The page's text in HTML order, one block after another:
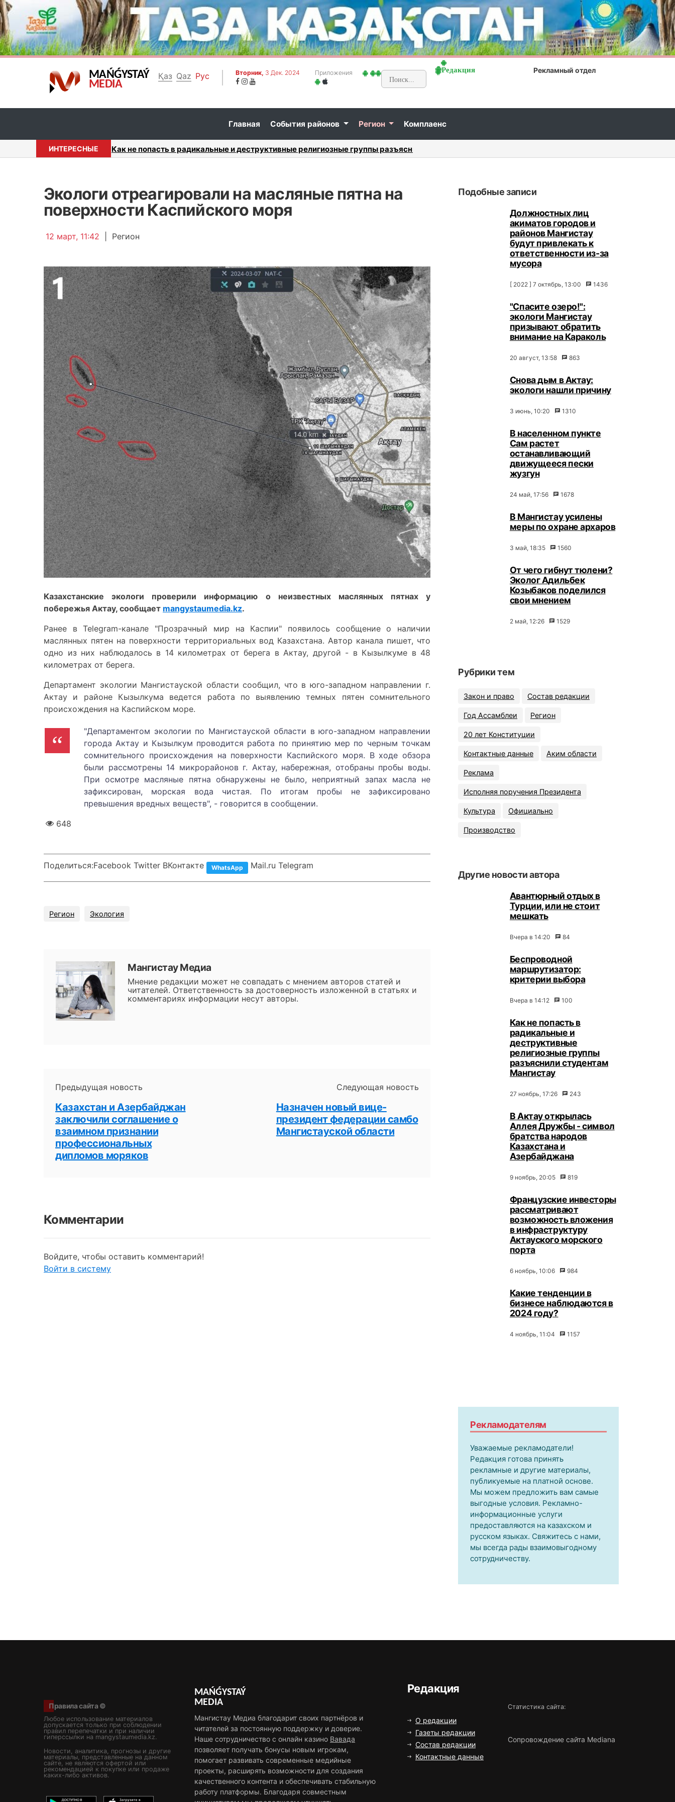
MAŃǴYSTAÝ
MEDIA
Қаз Qaz Рус Вторник, 3 Дек. 2024 Приложения Редакция Рекламный отдел
Главная События районов Регион Комплаенс
ИНТЕРЕСНЫЕ
группы разъяснили ...Беспроводной маршрутизатор: критерии выбора...
Экологи отреагировали на масляные пятна на
поверхности Каспийского моря
12 март, 11:42 Регион
Казахстанские экологи проверили информацию о неизвестных маслянных пятнах у
побережья Актау, сообщает mangystaumedia.kz.
Ранее в Telegram-канале "Прозрачный мир на Каспии" появилось сообщение о наличии
маслянных пятен на поверхности территориальных вод Казахстана. Автор канала пишет, что
одно из них наблюдалось в 14 километрах от берега в Актау, другой - в Кызылкуме в 48
километрах от берега.
Департамент экологии Мангистауской области сообщил, что в юго-западном направлении г.
Актау и районе Кызылкума ведется работа по выявлению темных пятен сомнительного
происхождения на Каспийском море.
"Департаментом экологии по Мангистауской области в юго-западном направлении
города Актау и Кызылкум проводится работа по принятию мер по черным точкам
сомнительного происхождения на поверхности Каспийского моря. В ходе обзора
были рассмотрены 14 микрорайонов г. Актау, набережная, отобраны пробы воды.
При осмотре масляные пятна обнаружены не было, неприятный запах масла не
зафиксирован, морская вода чистая. По итогам пробы не зафиксировано
превышения вредных веществ", - говорится в сообщении.
648
Поделиться:Facebook Twitter ВКонтакте WhatsApp Mail.ru Telegram
Регион Экология
Мангистау Медиа
Мнение редакции может не совпадать с мнением авторов статей и
читателей. Ответственность за достоверность изложенной в статьях и
комментариях информации несут авторы.
Предыдущая новость
Казахстан и Азербайджан
заключили соглашение о
взаимном признании
профессиональных
дипломов моряков
Следующая новость
Назначен новый вице-
президент федерации самбо
Мангистауской области
Комментарии
Войдите, чтобы оставить комментарий!
Войти в систему
Подобные записи
Должностных лиц
акиматов городов и
районов Мангистау
будут привлекать к
ответственности из-за
мусора
[ 2022 ] 7 октябрь, 13:00 1436
"Спасите озеро!":
экологи Мангистау
призывают обратить
внимание на Караколь
20 август, 13:58 863
Снова дым в Актау:
экологи нашли причину
3 июнь, 10:20 1310
В населенном пункте
Сам растет
останавливающий
движущееся пески
жузгун
24 май, 17:56 1678
В Мангистау усилены
меры по охране архаров
3 май, 18:35 1560
От чего гибнут тюлени?
Эколог Адильбек
Козыбаков поделился
свои мнением
2 май, 12:26 1529
Рубрики тем
Закон и право Состав редакции
Год Ассамблеи Регион
20 лет Конституции
Контактные данные Аким области
Реклама
Исполняя поручения Президента
Культура Официально
Производство
Другие новости автора
Авантюрный отдых в
Турции, или не стоит
мешкать
Вчера в 14:20 84
Беспроводной
маршрутизатор:
критерии выбора
Вчера в 14:12 100
Как не попасть в
радикальные и
деструктивные
религиозные группы
разъяснили студентам
Мангистау
27 ноябрь, 17:26 243
В Актау открылась
Аллея Дружбы - символ
братства народов
Казахстана и
Азербайджана
9 ноябрь, 20:05 819
Французские инвесторы
рассматривают
возможность вложения
в инфраструктуру
Актауского морского
порта
6 ноябрь, 10:06 984
Какие тенденции в
бизнесе наблюдаются в
2024 году?
4 ноябрь, 11:04 1157
Рекламодателям
Уважаемые рекламодатели!
Редакция готова принять
рекламные и другие материалы,
публикуемые на платной основе.
Мы можем предложить вам самые
выгодные условия. Рекламно-
информационные услуги
предоставляются на казахском и
русском языках. Свяжитесь с нами,
мы всегда рады взаимовыгодному
сотрудничеству.
Правила сайта ©
Любое использование материалов
допускается только при соблюдении
правил перепечатки и при наличии
гиперссылки на mangystaumedia.kz.
Новости, аналитика, прогнозы и другие
материалы, представленные на данном
сайте, не являются офертой или
рекомендацией к покупке или продаже
каких-либо активов.
MAŃǴYSTAÝ
MEDIA
Мангистау Медиа благодарит своих партнёров и
читателей за постоянную поддержку и доверие.
Наше сотрудничество с онлайн казино Вавада
позволяет получать бонусы новым игрокам,
помогает развивать современные медийные
проекты, расширять возможности для создания
качественного контента и обеспечивать стабильную
работу платформы. Благодаря совместным
Редакция
О редакции
Газеты редакции
Состав редакции
Контактные данные
Статистика сайта:
Сопровождение сайта Mediana